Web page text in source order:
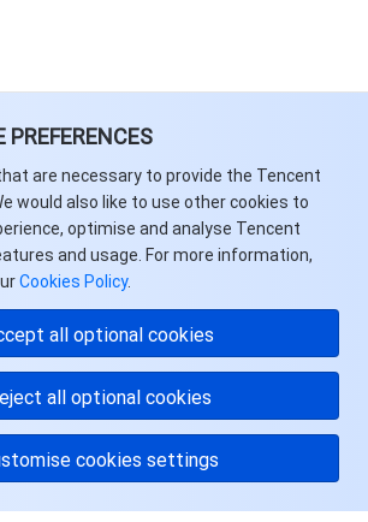
PREFERENCES
are necessary to provide the Tencent
would also like to use other cookies to
optimise and analyse Tencent
and usage. For more information,
Cookies Policy.
all optional cookies
all optional cookies
cookies settings